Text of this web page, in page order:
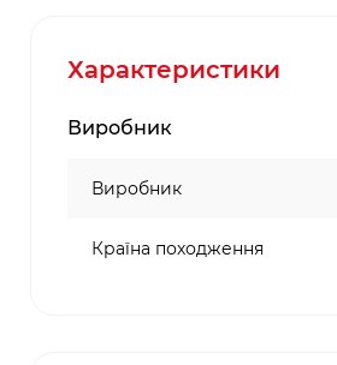
Характеристики
Виробник
Виробник
Країна походження